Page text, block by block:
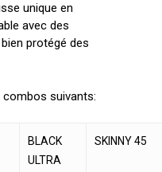
unique en
avec des
protégé des
suivants:
BLACK
ULTRA
SKINNY 45